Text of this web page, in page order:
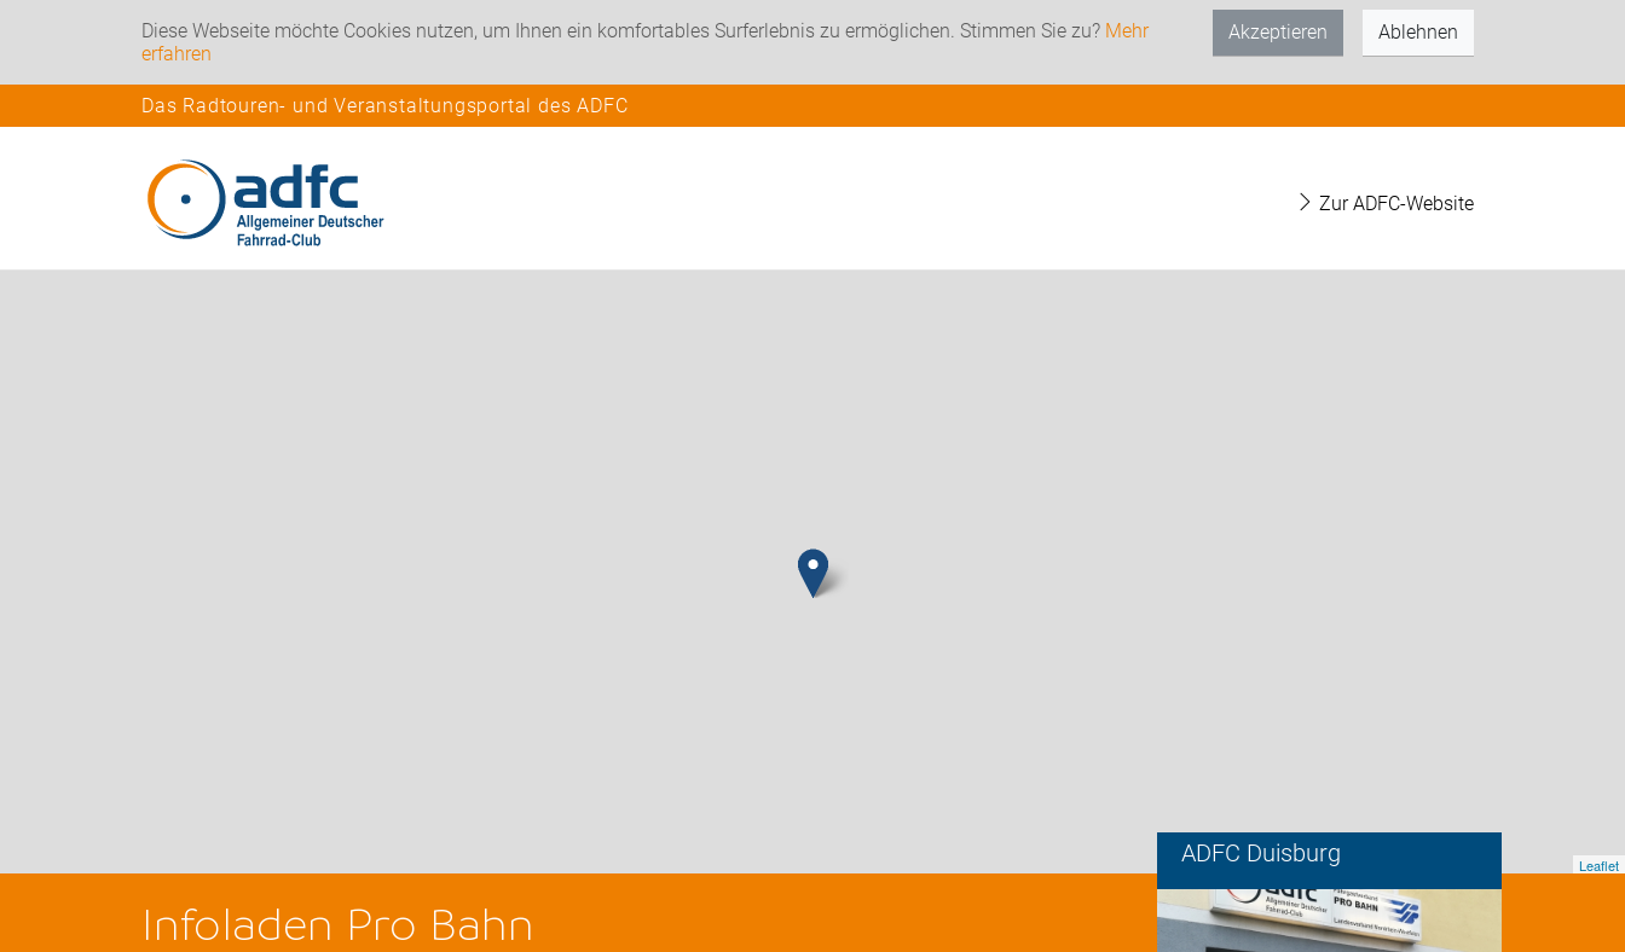
Diese Webseite möchte Cookies nutzen, um Ihnen ein komfortables Surferlebnis zu ermöglichen. Stimmen Sie zu? Mehr
erfahren
Akzeptieren Ablehnen
Das Radtouren- und Veranstaltungsportal des ADFC
Zur ADFC-Website
Leaflet
ADFC Duisburg
Infoladen Pro Bahn